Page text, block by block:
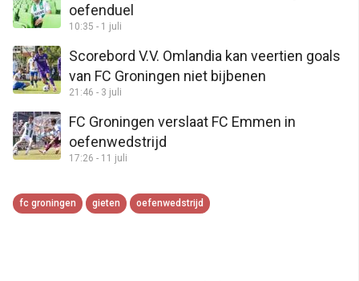
oefenduel
10:35 - 1 juli
Scorebord V.V. Omlandia kan veertien goals
van FC Groningen niet bijbenen
21:46 - 3 juli
FC Groningen verslaat FC Emmen in
oefenwedstrijd
17:26 - 11 juli
fc groningen gieten oefenwedstrijd